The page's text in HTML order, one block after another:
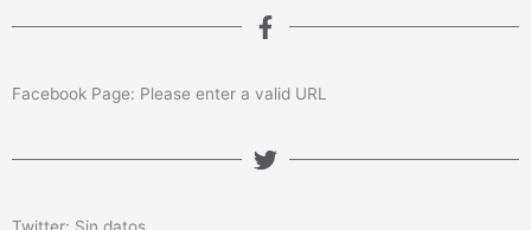
Facebook Page: Please enter a valid URL
Twitter: Sin datos